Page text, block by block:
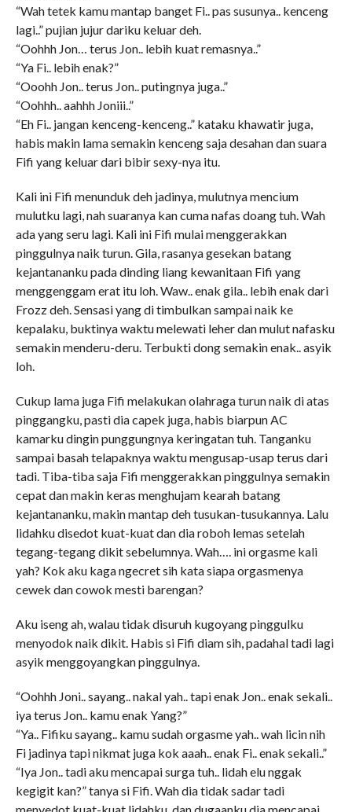
“Wah tetek kamu mantap banget Fi.. pas susunya.. kenceng
lagi..” pujian jujur dariku keluar deh.
“Oohhh Jon… terus Jon.. lebih kuat remasnya..”
“Ya Fi.. lebih enak?”
“Ooohh Jon.. terus Jon.. putingnya juga..”
“Oohhh.. aahhh Joniii..”
“Eh Fi.. jangan kenceng-kenceng..” kataku khawatir juga,
habis makin lama semakin kenceng saja desahan dan suara
Fifi yang keluar dari bibir sexy-nya itu.
Kali ini Fifi menunduk deh jadinya, mulutnya mencium
mulutku lagi, nah suaranya kan cuma nafas doang tuh. Wah
ada yang seru lagi. Kali ini Fifi mulai menggerakkan
pinggulnya naik turun. Gila, rasanya gesekan batang
kejantananku pada dinding liang kewanitaan Fifi yang
menggenggam erat itu loh. Waw.. enak gila.. lebih enak dari
Frozz deh. Sensasi yang di timbulkan sampai naik ke
kepalaku, buktinya waktu melewati leher dan mulut nafasku
semakin menderu-deru. Terbukti dong semakin enak.. asyik
loh.
Cukup lama juga Fifi melakukan olahraga turun naik di atas
pinggangku, pasti dia capek juga, habis biarpun AC
kamarku dingin punggungnya keringatan tuh. Tanganku
sampai basah telapaknya waktu mengusap-usap terus dari
tadi. Tiba-tiba saja Fifi menggerakkan pinggulnya semakin
cepat dan makin keras menghujam kearah batang
kejantananku, makin mantap deh tusukan-tusukannya. Lalu
lidahku disedot kuat-kuat dan dia roboh lemas setelah
tegang-tegang dikit sebelumnya. Wah…. ini orgasme kali
yah? Kok aku kaga ngecret sih kata siapa orgasmenya
cewek dan cowok mesti barengan?
Aku iseng ah, walau tidak disuruh kugoyang pinggulku
menyodok naik dikit. Habis si Fifi diam sih, padahal tadi lagi
asyik menggoyangkan pinggulnya.
“Oohhh Joni.. sayang.. nakal yah.. tapi enak Jon.. enak sekali..
iya terus Jon.. kamu enak Yang?”
“Ya.. Fifiku sayang.. kamu sudah orgasme yah.. wah licin nih
Fi jadinya tapi nikmat juga kok aaah.. enak Fi.. enak sekali..”
“Iya Jon.. tadi aku mencapai surga tuh.. lidah elu nggak
kegigit kan?” tanya si Fifi. Wah dia tidak sadar tadi